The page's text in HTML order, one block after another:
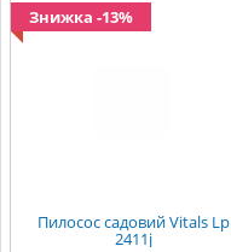
Знижка -13%
Пилосос садовий Vitals Lp
2411j